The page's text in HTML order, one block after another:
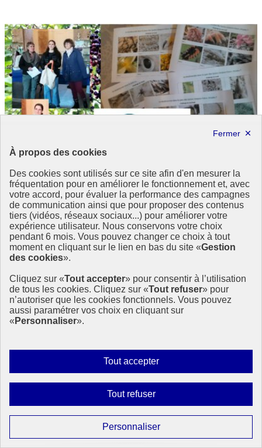
À propos des cookies
Des cookies sont utilisés sur ce site afin d'en mesurer la
fréquentation pour en améliorer le fonctionnement et, avec
votre accord, pour évaluer la performance des campagnes
de communication ainsi que pour proposer des contenus
tiers (vidéos, réseaux sociaux...) pour améliorer votre
expérience utilisateur. Nous conservons votre choix
pendant 6 mois. Vous pouvez changer ce choix à tout
moment en cliquant sur le lien en bas du site «Gestion
des cookies».
Cliquez sur «Tout accepter» pour consentir à l’utilisation
de tous les cookies. Cliquez sur «Tout refuser» pour
n’autoriser que les cookies fonctionnels. Vous pouvez
aussi paramétrer vos choix en cliquant sur
« Personnaliser».
Tout accepterAutoriser
tous
Tout refuserInterdire
tous
PersonnaliserParamétrer
les
Revue nationale de la France : une conférence
La Conférence contributive relative à la Revue nationale volontaire
de la France, organisée par l’Institut Open Diplomacy à Paris le 22
mai, a permis de recueillir un certain nombre de contributions qui
seront intégrées sous forme de synthèse à la Revue que la France
25 mai 2023 - En France